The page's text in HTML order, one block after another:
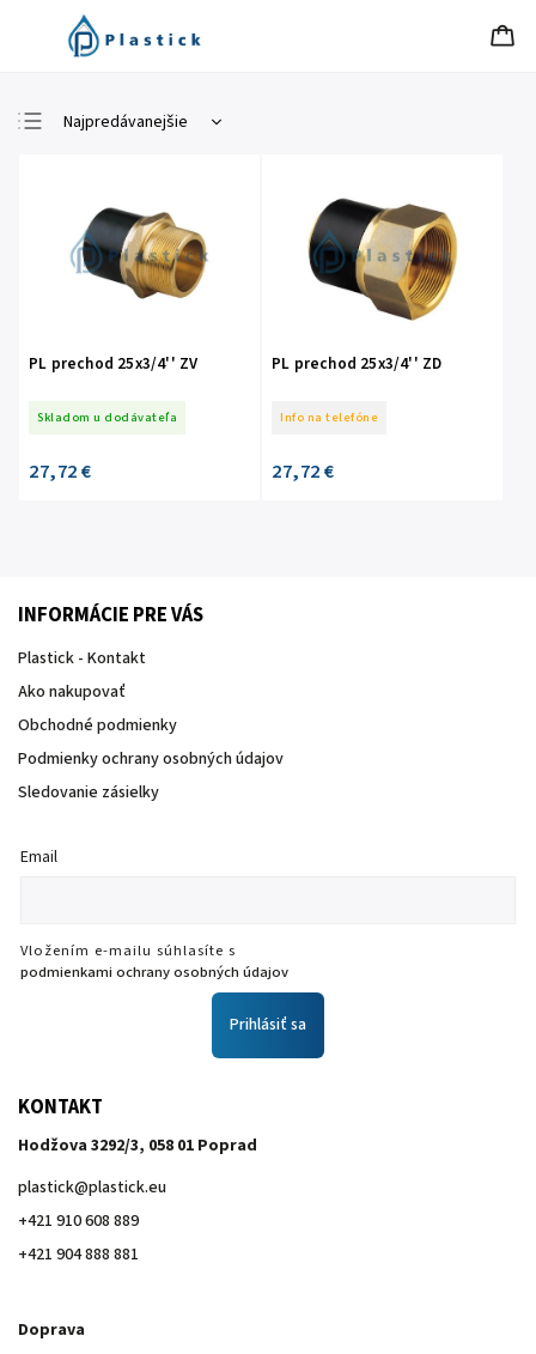
Najpredávanejšie
Abecedne
PL prechod 25x3/4'' ZV
Skladom u dodávateľa
27,72 €
PL prechod 25x3/4'' ZD
Info na telefóne
27,72 €
INFORMÁCIE PRE VÁS
Plastick - Kontakt
Ako nakupovať
Obchodné podmienky
Podmienky ochrany osobných údajov
Sledovanie zásielky
Email
Vložením e-mailu súhlasíte s
podmienkami ochrany osobných údajov
Prihlásiť sa
KONTAKT
Hodžova 3292/3, 058 01 Poprad
plastick@plastick.eu
+421 910 608 889
+421 904 888 881
Doprava